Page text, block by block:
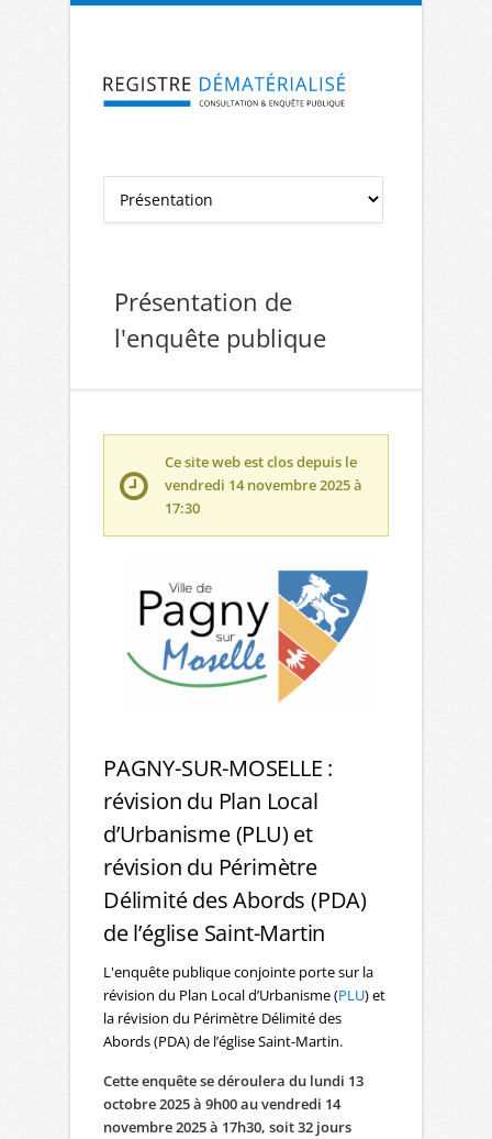
Aller à la navigation Aller au contenu
Présentation de
l'enquête publique
Ce site web est clos depuis le
vendredi 14 novembre 2025 à
17:30
PAGNY-SUR-MOSELLE :
révision du Plan Local
d’Urbanisme (PLU) et
révision du Périmètre
Délimité des Abords (PDA)
de l’église Saint-Martin
L'enquête publique conjointe porte sur la
révision du Plan Local d’Urbanisme (PLU) et
la révision du Périmètre Délimité des
Abords (PDA) de l’église Saint-Martin.
Cette enquête se déroulera du lundi 13
octobre 2025 à 9h00 au vendredi 14
novembre 2025 à 17h30, soit 32 jours